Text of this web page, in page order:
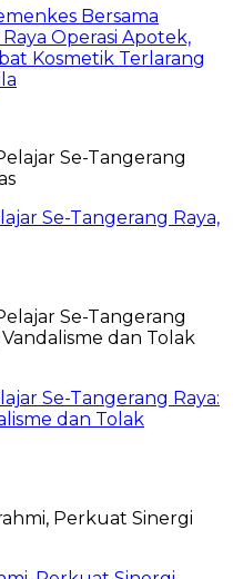
Bersama
Operasi Apotek,
Kosmetik Terlarang
Se-Tangerang Raya,
Se-Tangerang Raya:
dan Tolak